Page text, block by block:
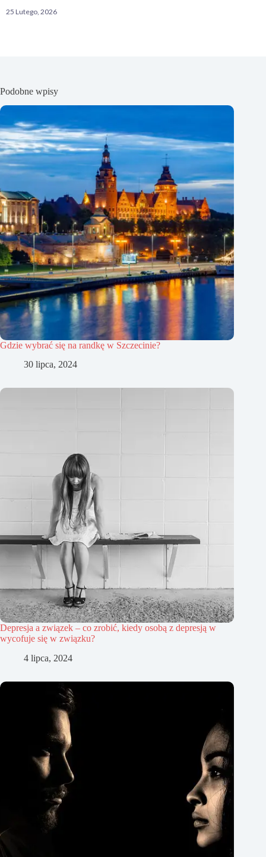
25 Lutego, 2026
Podobne wpisy
Gdzie wybrać się na randkę w Szczecinie?
30 lipca, 2024
Depresja a związek – co zrobić, kiedy osobą z depresją w
wycofuje się w związku?
4 lipca, 2024